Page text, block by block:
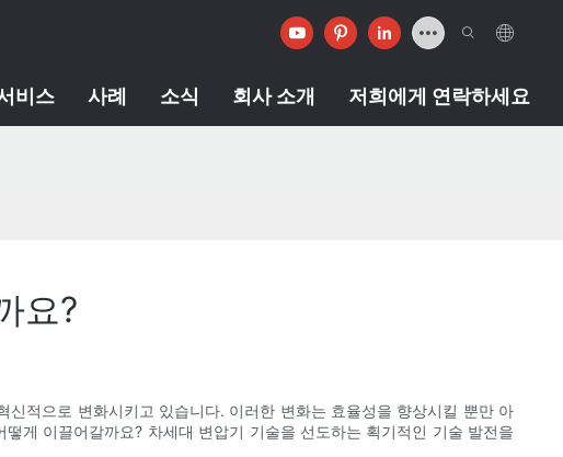
비스 사례 소식 회사 소개 저희에게 연락하세요
요?
적으로 변화시키고 있습니다. 이러한 변화는 효율성을 향상시킬 뿐만 아
게 이끌어갈까요? 차세대 변압기 기술을 선도하는 획기적인 기술 발전을